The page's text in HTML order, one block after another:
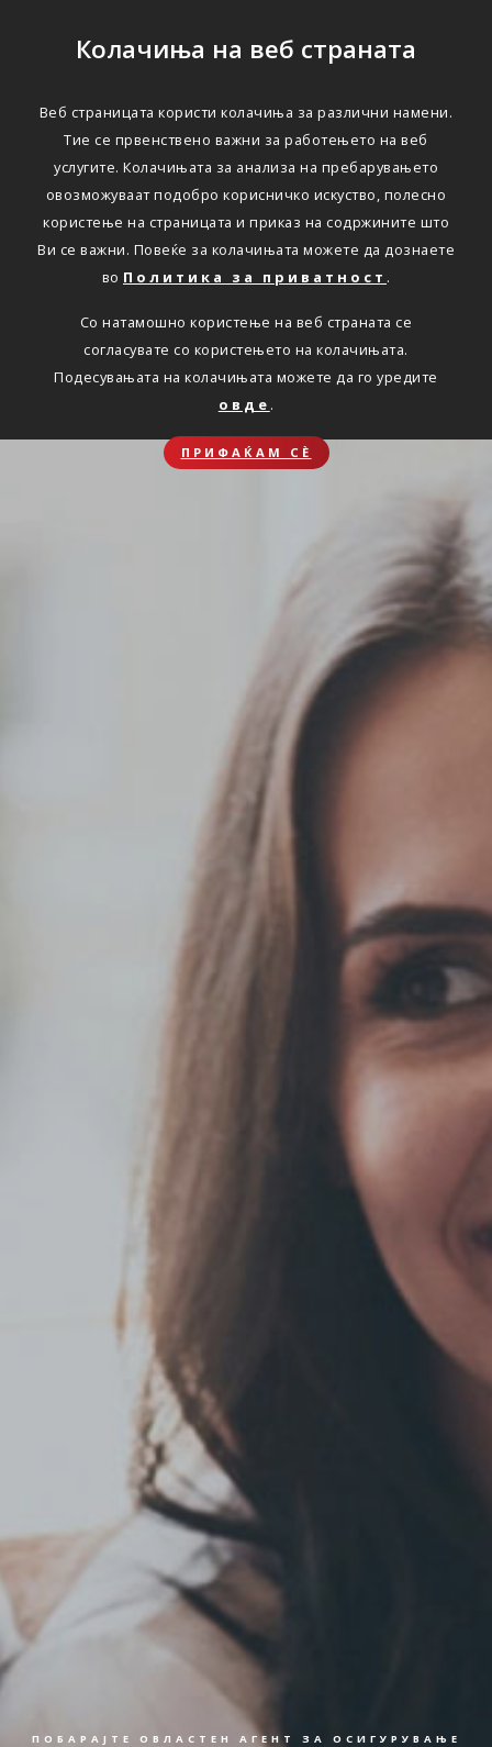
Колачиња на веб страната
Веб страницата користи колачиња за различни намени.
Тие се првенствено важни за работењето на веб
услугите. Колачињата за анализа на пребарувањето
овозможуваат подобро корисничко искуство, полесно
користење на страницата и приказ на содржините што
Ви се важни. Повеќе за колачињата можете да дознаете
во Политика за приватност .
Со натамошно користење на веб страната се
согласувате со користењето на колачињата.
Подесувањата на колачињата можете да го уредите
овде .
ПРИФАЌАМ СЀ
ПОБАРАЈТЕ ОВЛАСТЕН АГЕНТ ЗА ОСИГУРУВАЊЕ